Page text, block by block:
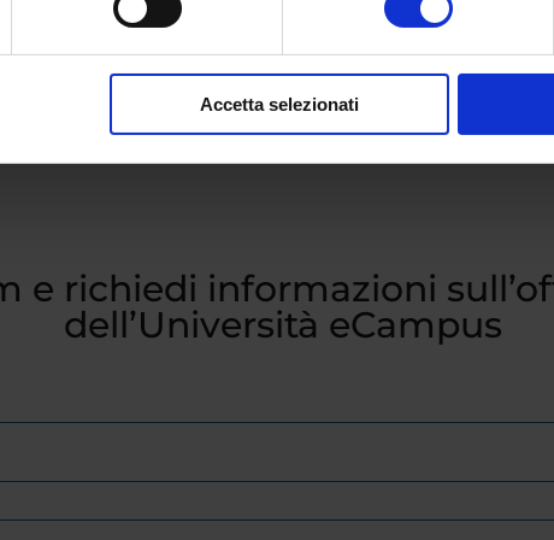
Accetta selezionati
e richiedi informazioni
dell’Università eCampus